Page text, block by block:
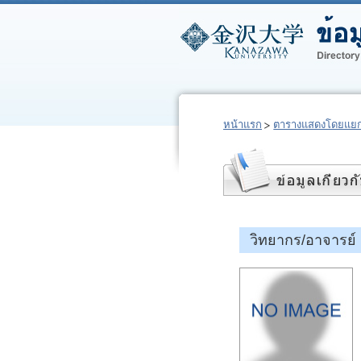
หน้าแรก ตารางแสดงโดยแ
วิทยากร/อาจาร